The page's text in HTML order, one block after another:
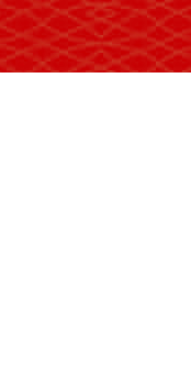
此外，河南代表队参
安徽省推荐的《王林休妻